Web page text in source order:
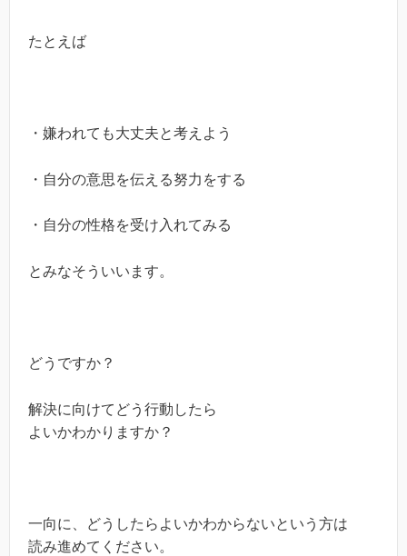
たとえば
・嫌われても大丈夫と考えよう
・自分の意思を伝える努力をする
・自分の性格を受け入れてみる
とみなそういいます。
どうですか？
解決に向けてどう行動したら
よいかわかりますか？
一向に、どうしたらよいかわからないという方は
読み進めてください。